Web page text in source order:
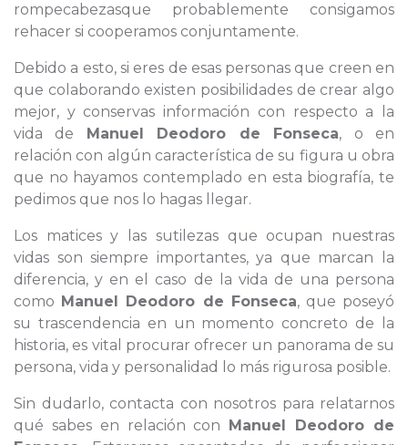
rompecabezasque probablemente consigamos
rehacer si cooperamos conjuntamente.
Debido a esto, si eres de esas personas que creen en
que colaborando existen posibilidades de crear algo
mejor, y conservas información con respecto a la
vida de Manuel Deodoro de Fonseca, o en
relación con algún característica de su figura u obra
que no hayamos contemplado en esta biografía, te
pedimos que nos lo hagas llegar.
Los matices y las sutilezas que ocupan nuestras
vidas son siempre importantes, ya que marcan la
diferencia, y en el caso de la vida de una persona
como Manuel Deodoro de Fonseca, que poseyó
su trascendencia en un momento concreto de la
historia, es vital procurar ofrecer un panorama de su
persona, vida y personalidad lo más rigurosa posible.
Sin dudarlo, contacta con nosotros para relatarnos
qué sabes en relación con Manuel Deodoro de